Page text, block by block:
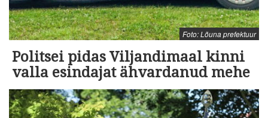
Foto: Lõuna prefektuur
Politsei pidas Viljandimaal kinni
valla esindajat ähvardanud mehe